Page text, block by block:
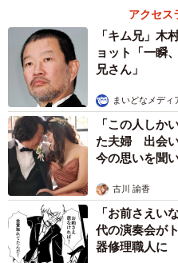
アクセス
「キム兄」木
ョット「一瞬
兄さん」
まいどなメディ
「この人しか
た夫婦 出会
今の思いを聞
古川 諭香
「お前さえい
代の演奏会が
器修理職人に